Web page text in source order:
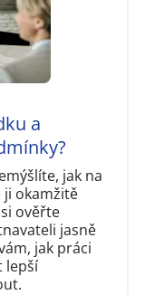
a
jak na
ji okamžitě
ověřte
jasně
jak práci
lepší